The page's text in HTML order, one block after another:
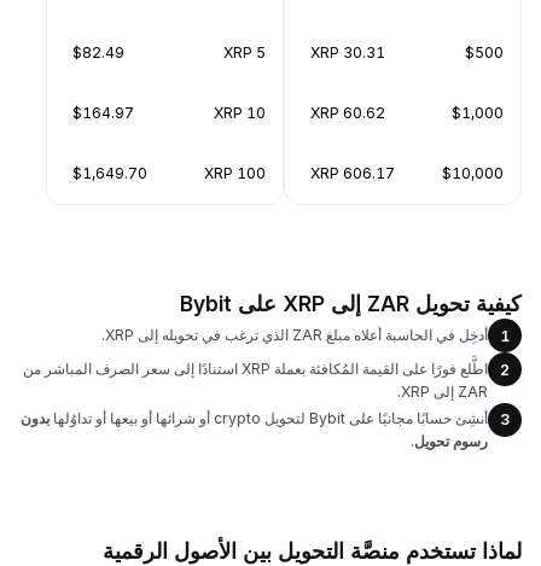
$500
30.31 XRP
$1,000
60.62 XRP
$10,000
606.17 XRP
5 XRP
$82.49
10 XRP
$164.97
100 XRP
$1,649.70
كيفية تحويل ZAR إلى XRP على Bybit
1
أدخِل في الحاسبة أعلاه مبلغ ZAR الذي ترغب في تحويله إلى XRP.
2
اطَّلع فورًا على القيمة المُكافئة بعملة XRP استنادًا إلى سعر الصرف المباشر من
ZAR إلى XRP.
3
أنشِئ حسابًا مجانيًا على Bybit لتحويل crypto أو شرائها أو بيعها أو تداوُلها
بدون
رسوم تحويل.
لماذا تستخدم منصَّة التحويل بين الأصول الرقمية